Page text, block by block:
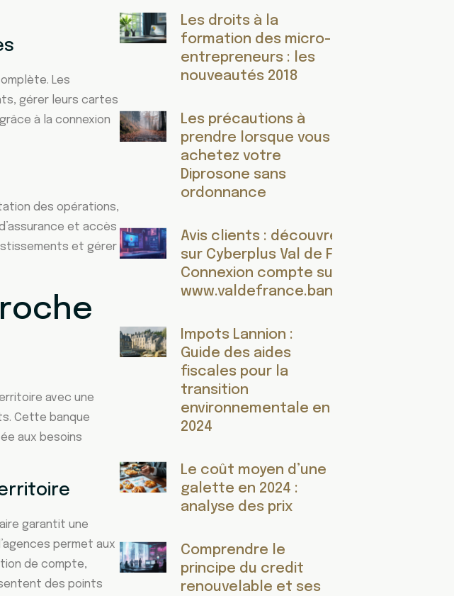
Les
gérer leurs cartes
à la connexion
des opérations,
et accès
et gérer
avec une
Cette banque
aux besoins
garantit une
permet aux
de compte,
des points
Les droits à la
formation des micro-
entrepreneurs : les
nouveautés 2018
Les précautions à
prendre lorsque vous
achetez votre
Diprosone sans
ordonnance
Avis clients : découvrez les retours
sur Cyberplus Val de France
Connexion compte sur
www.valdefrance.banquepopulaire.fr
Impots Lannion :
Guide des aides
fiscales pour la
transition
environnementale en
2024
Le coût moyen d’une
galette en 2024 :
analyse des prix
Comprendre le
principe du credit
renouvelable et ses